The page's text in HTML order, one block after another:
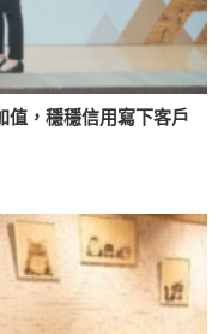
值，穩穩信用寫下客戶